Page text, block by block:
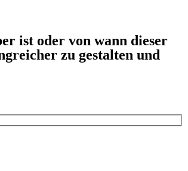
ist oder von wann dieser
zu gestalten und